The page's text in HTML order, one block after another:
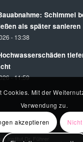
Schimmel
als später sanieren
- 13:38
- 11:59
Institut Dr. Führer
Cookies. Mit der
Verwendung zu.
akzeptieren